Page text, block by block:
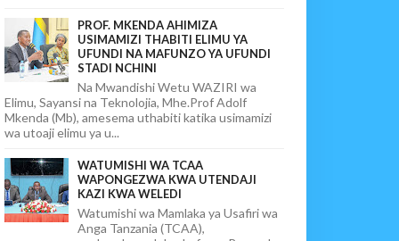
PROF. MKENDA AHIMIZA
USIMAMIZI THABITI ELIMU YA
UFUNDI NA MAFUNZO YA UFUNDI
STADI NCHINI
Na Mwandishi Wetu WAZIRI wa
Elimu, Sayansi na Teknolojia, Mhe.Prof Adolf
Mkenda (Mb), amesema uthabiti katika usimamizi
wa utoaji elimu ya u...
WATUMISHI WA TCAA
WAPONGEZWA KWA UTENDAJI
KAZI KWA WELEDI
Watumishi wa Mamlaka ya Usafiri wa
Anga Tanzania (TCAA),